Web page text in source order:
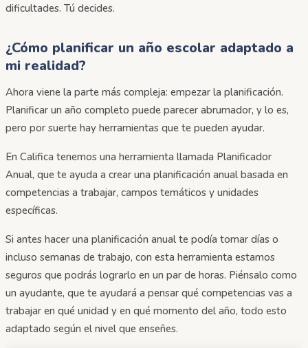
dificultades. Tú decides.
¿Cómo planificar un año escolar adaptado a
mi realidad?
Ahora viene la parte más compleja: empezar la planificación.
Planificar un año completo puede parecer abrumador, y lo es,
pero por suerte hay herramientas que te pueden ayudar.
En Califica tenemos una herramienta llamada Planificador
Anual, que te ayuda a crear una planificación anual basada en
competencias a trabajar, campos temáticos y unidades
específicas.
Si antes hacer una planificación anual te podía tomar días o
incluso semanas de trabajo, con esta herramienta estamos
seguros que podrás lograrlo en un par de horas. Piénsalo como
un ayudante, que te ayudará a pensar qué competencias vas a
trabajar en qué unidad y en qué momento del año, todo esto
adaptado según el nivel que enseñes.